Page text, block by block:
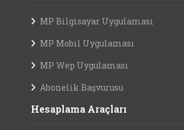
MP Bilgisayar Uygulaması
MP Mobil Uygulaması
MP Wep Uygulaması
Abonelik Başvurusu
Hesaplama Araçları